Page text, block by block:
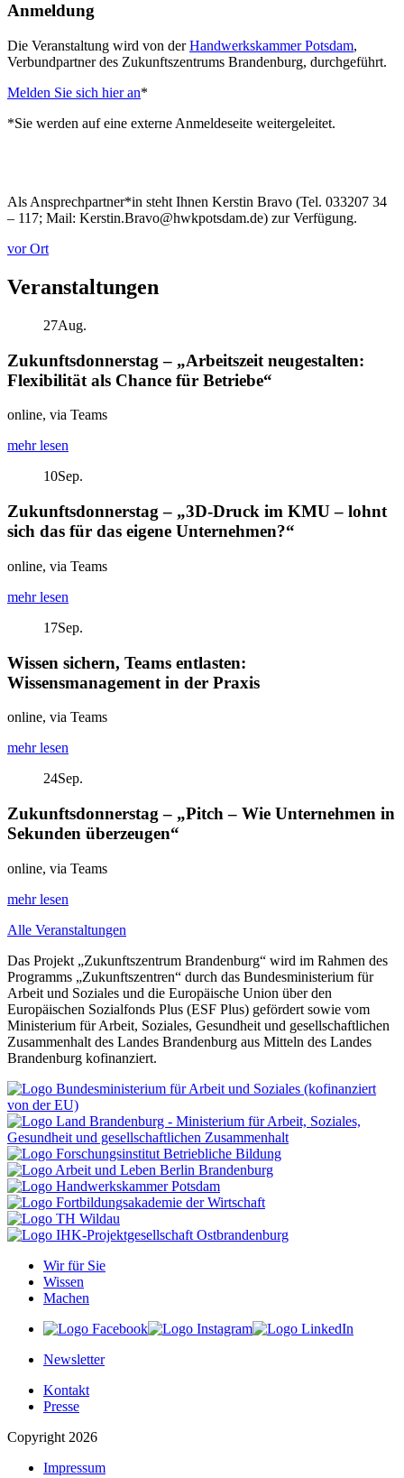
Anmeldung
Die Veranstaltung wird von derHandwerkskammer Potsdam,
Verbundpartner des Zukunftszentrums Brandenburg, durchgeführt.
Melden Sie sich hier an*
*Sie werden auf eine externe Anmeldeseite weitergeleitet.
Als Ansprechpartner*in steht Ihnen Kerstin Bravo (Tel. 033207 34
– 117; Mail: Kerstin.Bravo@hwkpotsdam.de) zur Verfügung.
vor Ort
Veranstaltungen
27Aug.
Zukunftsdonnerstag – „Arbeitszeit neugestalten:
Flexibilität als Chance für Betriebe“
online, via Teams
mehr lesen
10Sep.
Zukunftsdonnerstag – „3D-Druck im KMU – lohnt
sich das für das eigene Unternehmen?“
online, via Teams
mehr lesen
17Sep.
Wissen sichern, Teams entlasten:
Wissensmanagement in der Praxis
online, via Teams
mehr lesen
24Sep.
Zukunftsdonnerstag – „Pitch – Wie Unternehmen in
Sekunden überzeugen“
online, via Teams
mehr lesen
Alle Veranstaltungen
Das Projekt „Zukunftszentrum Brandenburg“ wird im Rahmen des
Programms „Zukunftszentren“ durch das Bundesministerium für
Arbeit und Soziales und die Europäische Union über den
Europäischen Sozialfonds Plus (ESF Plus) gefördert sowie vom
Ministerium für Arbeit, Soziales, Gesundheit und gesellschaftlichen
Zusammenhalt des Landes Brandenburg aus Mitteln des Landes
Brandenburg kofinanziert.
Wir für Sie
Wissen
Machen
Newsletter
Kontakt
Presse
Copyright 2026
Impressum